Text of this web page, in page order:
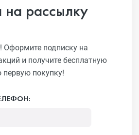
рассылку
Оформите подписку на
и получите бесплатную
первую покупку!